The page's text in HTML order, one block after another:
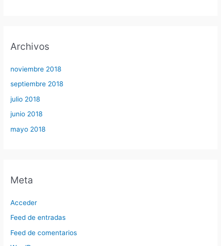
Archivos
noviembre 2018
septiembre 2018
julio 2018
junio 2018
mayo 2018
Meta
Acceder
Feed de entradas
Feed de comentarios